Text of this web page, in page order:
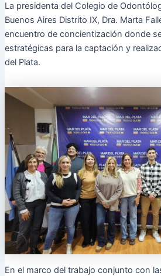
La presidenta del Colegio de
Buenos Aires Distrito IX, Dra. Marta
encuentro de concientización donde
estratégicas para la captación y
del Plata.
En el marco del trabajo conjunto con